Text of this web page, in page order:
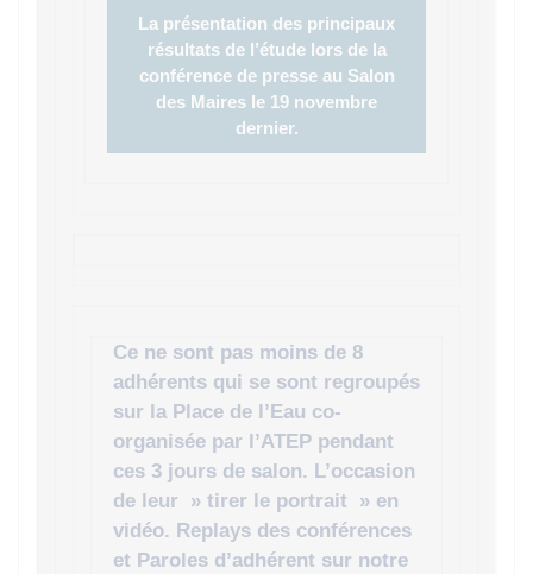
La présentation des principaux
résultats de l’étude lors de la
conférence de presse au Salon
des Maires le 19 novembre
dernier.
Ce ne sont pas moins de 8
adhérents qui se sont regroupés
sur la Place de l’Eau co-
organisée par l’ATEP pendant
ces 3 jours de salon. L’occasion
de leur » tirer le portrait » en
vidéo. Replays des conférences
et Paroles d’adhérent sur notre